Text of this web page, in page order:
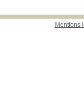
Mentions